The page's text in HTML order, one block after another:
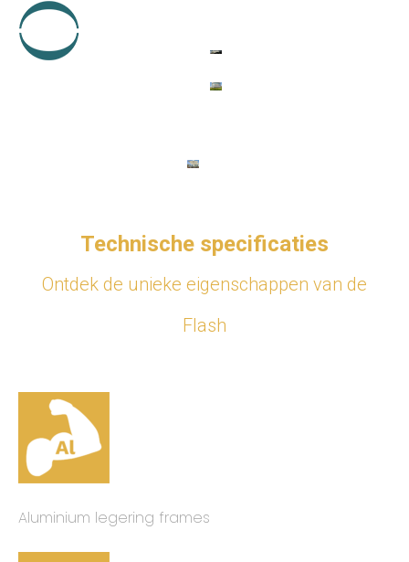
Technische specificaties
Ontdek de unieke eigenschappen van de
Flash
Aluminium legering frames